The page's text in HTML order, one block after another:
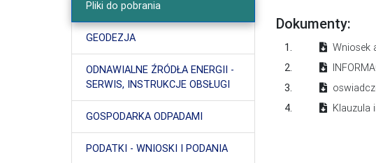
Pliki do pobrania
GEODEZJA
ODNAWIALNE ŹRÓDŁA ENERGII -
SERWIS, INSTRUKCJE OBSŁUGI
GOSPODARKA ODPADAMI
PODATKI - WNIOSKI I PODANIA
Dokumenty:
1.
Wniosek
2.
3.
4.
Klauzula